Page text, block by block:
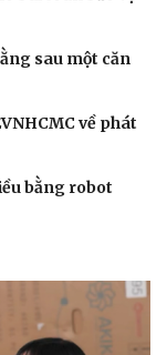
sau một căn
về phát
bằng robot